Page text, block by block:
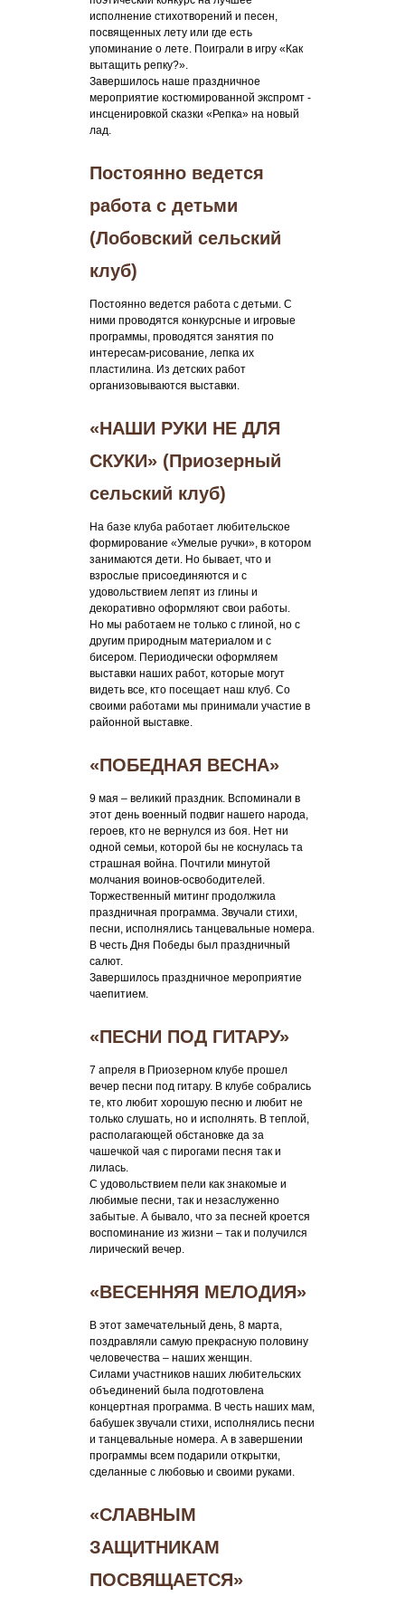
исполнение стихотворений и песен,
посвященных лету или где есть
упоминание о лете. Поиграли в игру «Как
вытащить репку?».
Завершилось наше праздничное
мероприятие костюмированной экспромт -
инсценировкой сказки «Репка» на новый
лад.
Постоянно ведется
работа с детьми
(Лобовский сельский
клуб)
Постоянно ведется работа с детьми. С
ними проводятся конкурсные и игровые
программы, проводятся занятия по
интересам-рисование, лепка их
пластилина. Из детских работ
организовываются выставки.
«НАШИ РУКИ НЕ ДЛЯ
СКУКИ» (Приозерный
сельский клуб)
На базе клуба работает любительское
формирование «Умелые ручки», в котором
занимаются дети. Но бывает, что и
взрослые присоединяются и с
удовольствием лепят из глины и
декоративно оформляют свои работы.
Но мы работаем не только с глиной, но с
другим природным материалом и с
бисером. Периодически оформляем
выставки наших работ, которые могут
видеть все, кто посещает наш клуб. Со
своими работами мы принимали участие в
районной выставке.
«ПОБЕДНАЯ ВЕСНА»
9 мая – великий праздник. Вспоминали в
этот день военный подвиг нашего народа,
героев, кто не вернулся из боя. Нет ни
одной семьи, которой бы не коснулась та
страшная война. Почтили минутой
молчания воинов-освободителей.
Торжественный митинг продолжила
праздничная программа. Звучали стихи,
песни, исполнялись танцевальные номера.
В честь Дня Победы был праздничный
салют.
Завершилось праздничное мероприятие
чаепитием.
«ПЕСНИ ПОД ГИТАРУ»
7 апреля в Приозерном клубе прошел
вечер песни под гитару. В клубе собрались
те, кто любит хорошую песню и любит не
только слушать, но и исполнять. В теплой,
располагающей обстановке да за
чашечкой чая с пирогами песня так и
лилась.
С удовольствием пели как знакомые и
любимые песни, так и незаслуженно
забытые. А бывало, что за песней кроется
воспоминание из жизни – так и получился
лирический вечер.
«ВЕСЕННЯЯ МЕЛОДИЯ»
В этот замечательный день, 8 марта,
поздравляли самую прекрасную половину
человечества – наших женщин.
Силами участников наших любительских
объединений была подготовлена
концертная программа. В честь наших мам,
бабушек звучали стихи, исполнялись песни
и танцевальные номера. А в завершении
программы всем подарили открытки,
сделанные с любовью и своими руками.
«СЛАВНЫМ
ЗАЩИТНИКАМ
ПОСВЯЩАЕТСЯ»